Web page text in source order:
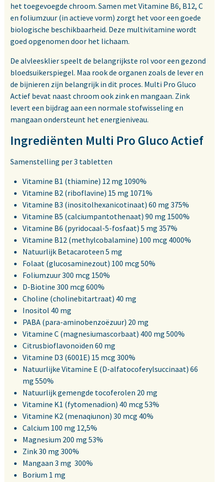
het toegevoegde chroom. Samen met Vitamine B6, B12, C
en foliumzuur (in actieve vorm) zorgt het voor een goede
biologische beschikbaarheid. Deze multivitamine wordt
goed opgenomen door het lichaam.
De alvleesklier speelt de belangrijkste rol voor een gezond
bloedsuikerspiegel. Maa rook de organen zoals de lever en
de bijnieren zijn belangrijk in dit proces. Multi Pro Gluco
Actief bevat naast chroom ook zink en mangaan. Zink
levert een bijdrag aan een normale stofwisseling en
mangaan ondersteunt het energieniveau.
Ingrediënten Multi Pro Gluco Actief
Samenstelling per 3 tabletten
Vitamine B1 (thiamine) 12 mg 1090%
Vitamine B2 (riboflavine) 15 mg 1071%
Vitamine B3 (inositolhexanicotinaat) 60 mg 375%
Vitamine B5 (calciumpantothenaat) 90 mg 1500%
Vitamine B6 (pyridocaal-5-fosfaat) 5 mg 357%
Vitamine B12 (methylcobalamine) 100 mcg 4000%
Natuurlijk Betacaroteen 5 mg
Folaat (glucosaminezout) 100 mcg 50%
Foliumzuur 300 mcg 150%
D-Biotine 300 mcg 600%
Choline (cholinebitartraat) 40 mg
Inositol 40 mg
PABA (para-aminobenzoëzuur) 20 mg
Vitamine C (magnesiumascorbaat) 400 mg 500%
Citrusbioflavonoïden 60 mg
Vitamine D3 (6001E) 15 mcg 300%
Natuurlijke Vitamine E (D-alfatocoferylsuccinaat) 66
mg 550%
Natuurlijk gemengde tocoferolen 20 mg
Vitamine K1 (fytomenadion) 40 mcg 53%
Vitamine K2 (menaqiunon) 30 mcg 40%
Calcium 100 mg 12,5%
Magnesium 200 mg 53%
Zink 30 mg 300%
Mangaan 3 mg 300%
Borium 1 mg